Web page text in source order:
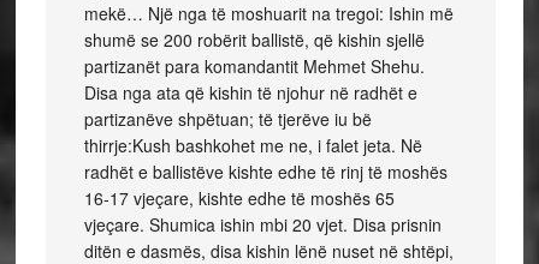
mekë… Një nga të moshuarit na tregoi: Ishin më
shumë se 200 robërit ballistë, që kishin sjellë
partizanët para komandantit Mehmet Shehu.
Disa nga ata që kishin të njohur në radhët e
partizanëve shpëtuan; të tjerëve iu bë
thirrje:Kush bashkohet me ne, i falet jeta. Në
radhët e ballistëve kishte edhe të rinj të moshës
16-17 vjeçare, kishte edhe të moshës 65
vjeçare. Shumica ishin mbi 20 vjet. Disa prisnin
ditën e dasmës, disa kishin lënë nuset në shtëpi,